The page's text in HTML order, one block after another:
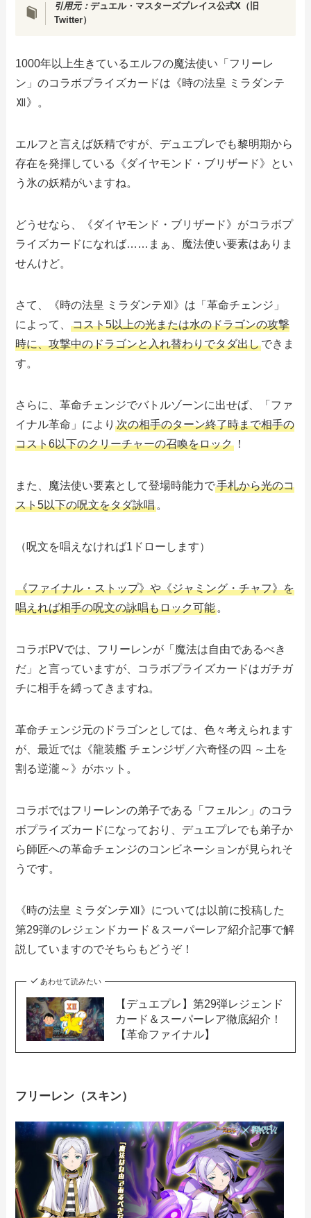
引用元： デュエル・マスターズプレイス公式X（旧
Twitter）
1000年以上生きているエルフの魔法使い「フリーレ
ン」のコラボプライズカードは《時の法皇 ミラダンテ
Ⅻ》。
エルフと言えば妖精ですが、デュエプレでも黎明期から
存在を発揮している《ダイヤモンド・ブリザード》とい
う氷の妖精がいますね。
どうせなら、《ダイヤモンド・ブリザード》がコラボプ
ライズカードになれば……まぁ、魔法使い要素はありま
せんけど。
さて、《時の法皇 ミラダンテⅫ》は「革命チェンジ」
によって、コスト5以上の光または水のドラゴンの攻撃
時に、攻撃中のドラゴンと入れ替わりでタダ出しできま
す。
さらに、革命チェンジでバトルゾーンに出せば、「ファ
イナル革命」により次の相手のターン終了時まで相手の
コスト6以下のクリーチャーの召喚をロック ！
また、魔法使い要素として登場時能力で手札から光のコ
スト5以下の呪文をタダ詠唱 。
（呪文を唱えなければ1ドローします）
《ファイナル・ストップ》や《ジャミング・チャフ》を
唱えれば相手の呪文の詠唱もロック可能 。
コラボPVでは、フリーレンが「魔法は自由であるべき
だ」と言っていますが、コラボプライズカードはガチガ
チに相手を縛ってきますね。
革命チェンジ元のドラゴンとしては、色々考えられます
が、最近では《龍装艦 チェンジザ／六奇怪の四 ～土を
割る逆瀧～》がホット。
コラボではフリーレンの弟子である「フェルン」のコラ
ボプライズカードになっており、デュエプレでも弟子か
ら師匠への革命チェンジのコンビネーションが見られそ
うです。
《時の法皇 ミラダンテⅫ》については以前に投稿した
第29弾のレジェンドカード＆スーパーレア紹介記事で解
説していますのでそちらもどうぞ！
あわせて読みたい
【デュエプレ】第29弾レジェンド
カード＆スーパーレア徹底紹介！
【革命ファイナル】
フリーレン（スキン）